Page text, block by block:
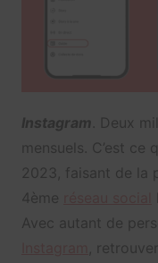
Instagram . Deux
mensuels. C’est
2023, faisant de la
4ème
Avec autant de
,